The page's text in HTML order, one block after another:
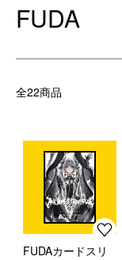
FUDA
全22商品
FUDAカードスリ